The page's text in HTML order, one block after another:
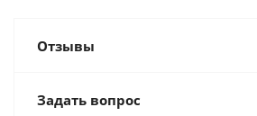
Отзывы
Задать вопрос